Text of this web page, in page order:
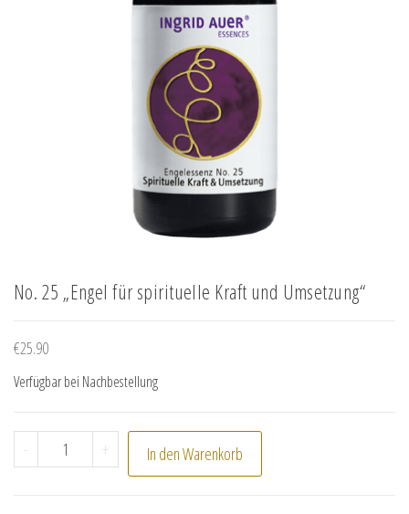
No. 25 „Engel für spirituelle Kraft und Umsetzung“
€25.90
Verfügbar bei Nachbestellung
- No. 25 "Engel für spirituelle Kraft und Umsetzung"
+ In den Warenkorb